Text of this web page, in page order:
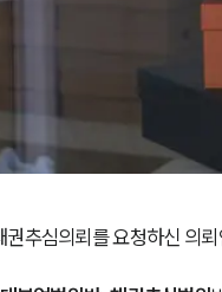
추심의뢰를 요청하신 의